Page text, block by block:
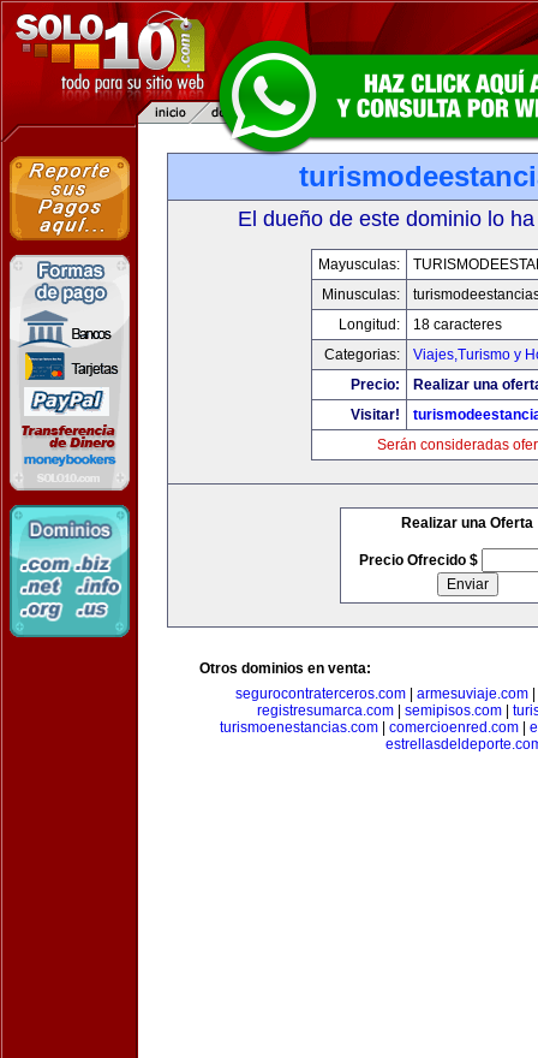
El dueño de este dominio lo
Mayusculas:
Minusculas:
Longitud:
18 caracteres
Categorias:
Viajes,Turismo y
Precio:
Realizar una
Visitar!
Serán consideradas
Realizar una Oferta
Precio Ofrecido $
Otros dominios en venta:
segurocontraterceros.com| armesuviaje.com|
registresumarca.com| semipisos.com|
turismoenestancias.com
comercioenred.com